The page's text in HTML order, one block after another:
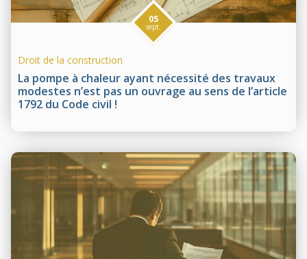
La pompe à chaleur ayant nécessité des travaux
modestes n’est pas un ouvrage au sens de l’article
1792 du Code civil !
05
sept.
Droit de la construction